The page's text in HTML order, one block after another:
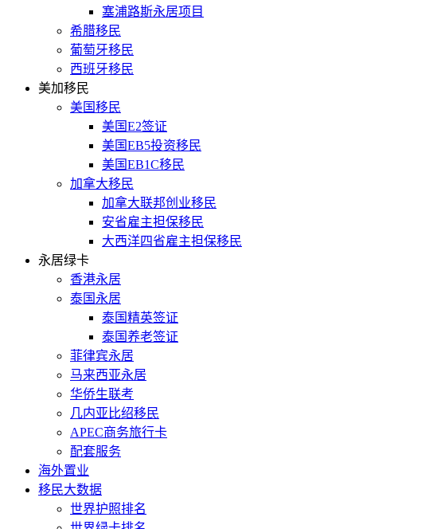
塞浦路斯永居项目
希腊移民
葡萄牙移民
西班牙移民
美加移民
美国移民
美国E2签证
美国EB5投资移民
美国EB1C移民
加拿大移民
加拿大联邦创业移民
安省雇主担保移民
大西洋四省雇主担保移民
永居绿卡
香港永居
泰国永居
泰国精英签证
泰国养老签证
菲律宾永居
马来西亚永居
华侨生联考
几内亚比绍移民
APEC商务旅行卡
配套服务
海外置业
移民大数据
世界护照排名